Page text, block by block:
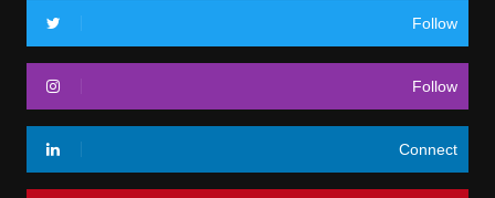
Follow
Follow
Connect